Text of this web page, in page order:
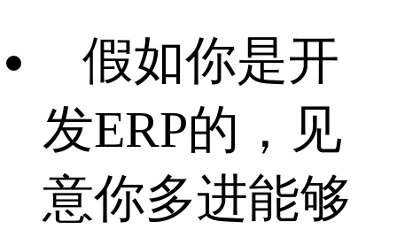
假如你是开
发ERP的，见
意你多进能够